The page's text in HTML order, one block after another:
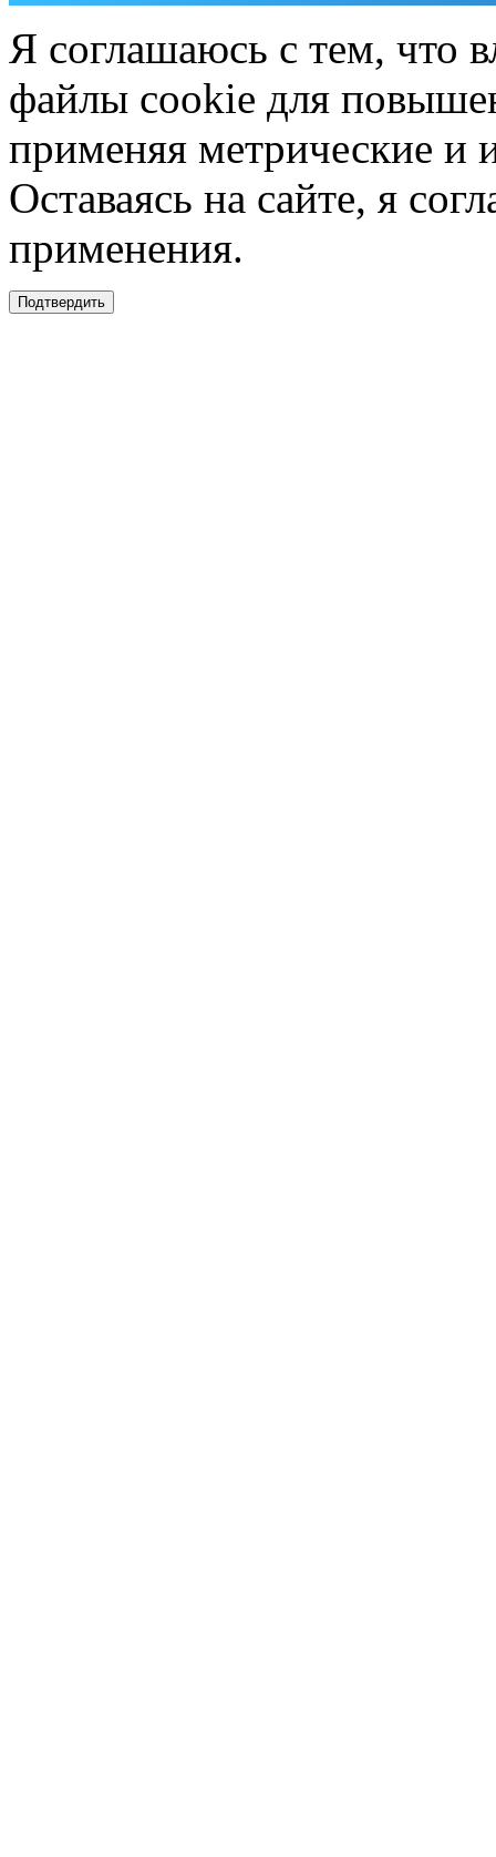
Я соглашаюсь с тем, что
файлы cookie для
применяя метрические и
Оставаясь на сайте, я
применения.
Подтвердить